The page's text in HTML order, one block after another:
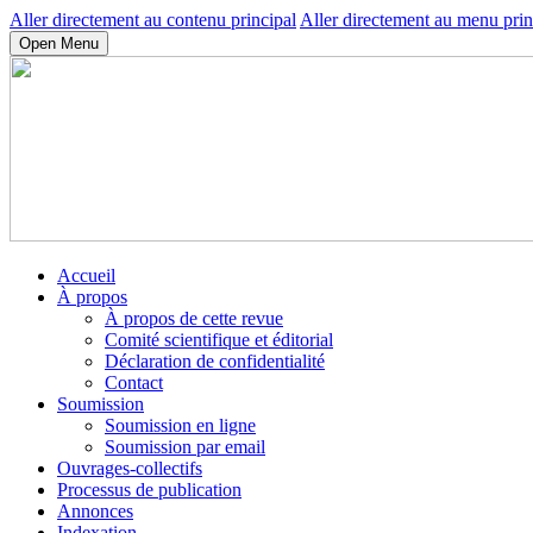
Aller directement au contenu principal Aller directement au menu
Open Menu
Accueil
À propos
À propos de cette revue
Comité scientifique et éditorial
Déclaration de confidentialité
Contact
Soumission
Soumission en ligne
Soumission par email
Ouvrages-collectifs
Processus de publication
Annonces